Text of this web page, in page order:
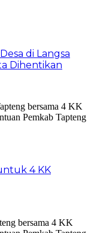
di Langsa
Dihentikan
4 KK
bersama 4 KK